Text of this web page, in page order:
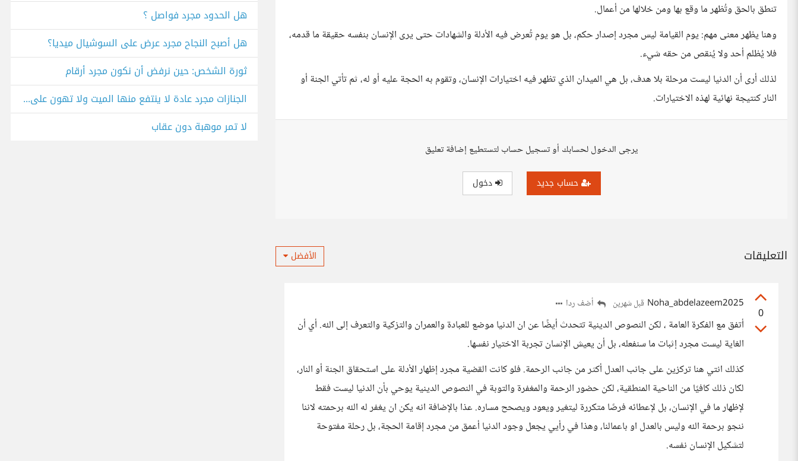
تنطق بالحق وتُظهر ما وقع بها ومن خلالها من أعمال.
وهنا يظهر معنى مهم: يوم القيامة ليس مجرد إصدار حكم، بل هو يوم تُعرض فيه الأدلة والشهادات حتى يرى الإنسان بنفسه حقيقة ما قدمه،
فلا يُظلم أحد ولا يُنقص من حقه شيء.
لذلك أرى أن الدنيا ليست مرحلة بلا هدف، بل هي الميدان الذي تظهر فيه اختيارات الإنسان، وتقوم به الحجة عليه أو له، ثم تأتي الجنة أو
النار كنتيجة نهائية لهذه الاختيارات.
يرجى الدخول لحسابك أو تسجيل حساب لتستطيع إضافة تعليق
حساب جديد دخول
التعليقات الأفضل
0
Noha_abdelazeem2025 قبل شهرين أضف ردا
أتفق مع الفكرة العامة ، لكن النصوص الدينية تتحدث أيضًا عن ان الدنيا موضع للعبادة والعمران والتزكية والتعرف إلى الله. أي أن
الغاية ليست مجرد إثبات ما سنفعله، بل أن يعيش الإنسان تجربة الاختيار نفسها.
كذلك انتي هنا تركزين على جانب العدل أكثر من جانب الرحمة. فلو كانت القضية مجرد إظهار الأدلة على استحقاق الجنة أو النار،
لكان ذلك كافيًا من الناحية المنطقية، لكن حضور الرحمة والمغفرة والتوبة في النصوص الدينية يوحي بأن الدنيا ليست فقط
لإظهار ما في الإنسان، بل لإعطائه فرصًا متكررة ليتغير ويعود ويصحح مساره. عذا بالإضافة انه يكن ان يغفر له الله برحمته لاننا
ننجو برحمة الله وليس بالعدل او باعمالنا، وهذا في رأيي يجعل وجود الدنيا أعمق من مجرد إقامة الحجة، بل رحلة مفتوحة
لتشكيل الإنسان نفسه.
هل الحدود مجرد فواصل ؟
هل أصبح النجاح مجرد عرض على السوشيال ميديا؟
ثورة الشخص: حين نرفض أن نكون مجرد أرقام
الجنازات مجرد عادة لا ينتفع منها الميت ولا تهون على الحي
لا تمر موهبة دون عقاب